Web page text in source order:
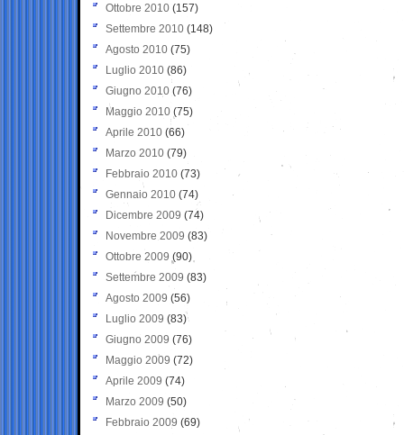
Ottobre 2010 (157)
Settembre 2010 (148)
Agosto 2010 (75)
Luglio 2010 (86)
Giugno 2010 (76)
Maggio 2010 (75)
Aprile 2010 (66)
Marzo 2010 (79)
Febbraio 2010 (73)
Gennaio 2010 (74)
Dicembre 2009 (74)
Novembre 2009 (83)
Ottobre 2009 (90)
Settembre 2009 (83)
Agosto 2009 (56)
Luglio 2009 (83)
Giugno 2009 (76)
Maggio 2009 (72)
Aprile 2009 (74)
Marzo 2009 (50)
Febbraio 2009 (69)